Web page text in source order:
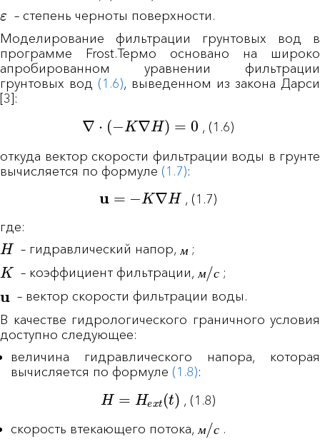
– степень черноты поверхности.
Моделирование фильтрации грунтовых вод в
программе Frost.Термо основано на широко
апробированном уравнении фильтрации
грунтовых вод (1.6), выведенном из закона Дарси
[3]:
∇⋅ − ∇H)=0
, (1.6)
откуда вектор скорости фильтрации воды в грунте
вычисляется по формуле (1.7):
∇H
, (1.7)
где:
H – гидравлический напор, м ;
K – коэффициент фильтрации, м с
/ ;
– вектор скорости фильтрации воды.
В качестве гидрологического граничного условия
доступно следующее:
величина гидравлического напора, которая
вычисляется по формуле (1.8):
H= ext )
, (1.8)
скорость втекающего потока,
м с
/
.